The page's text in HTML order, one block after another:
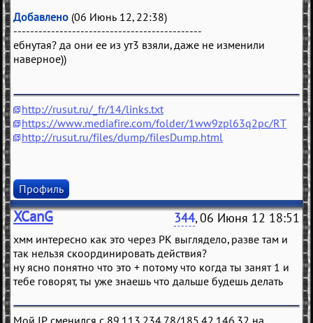
Добавлено (06 Июнь 12, 22:38)
---------------------------------------------
ебнутая? да они ее из ут3 взяли, даже не изменили
наверное))
http://rusut.ru/_fr/14/links.txt
https://www.mediafire.com/folder/1ww9zpl63q2pc/RT
http://rusut.ru/files/dump/filesDump.html
Профиль
XCanG 344, 06 Июня 12 18:51
хмм интересно как это через РК выглядело, разве там и
так нельзя скоординировать действия?
ну ясно понятно что это + потому что когда ты занят 1 и
тебе говорят, ты уже знаешь что дальше будешь делать